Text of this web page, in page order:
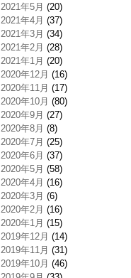
2021年5月 (20)
2021年4月 (37)
2021年3月 (34)
2021年2月 (28)
2021年1月 (20)
2020年12月 (16)
2020年11月 (17)
2020年10月 (80)
2020年9月 (27)
2020年8月 (8)
2020年7月 (25)
2020年6月 (37)
2020年5月 (58)
2020年4月 (16)
2020年3月 (6)
2020年2月 (16)
2020年1月 (15)
2019年12月 (14)
2019年11月 (31)
2019年10月 (46)